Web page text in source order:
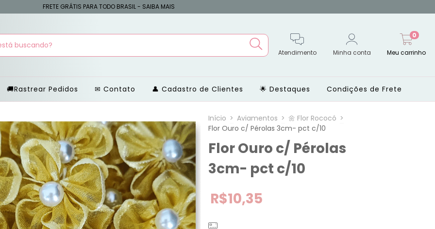
FRETE GRÁTIS PARA TODO BRASIL - SAIBA MAIS
Atendimento Minha conta Meu carrinho
0
🚚Rastrear Pedidos Contato Cadastro de Clientes Destaques Condições de Frete
Início > Aviamentos > Flor Rococó >
Flor Ouro c/ Pérolas 3cm- pct c/10
Flor Ouro c/ Pérolas
3cm- pct c/10
R$10,35